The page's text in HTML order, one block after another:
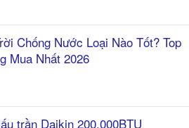
Chống Nước Loại Nào Tốt? Top
Mua Nhất 2026
trần Daikin 200.000BTU